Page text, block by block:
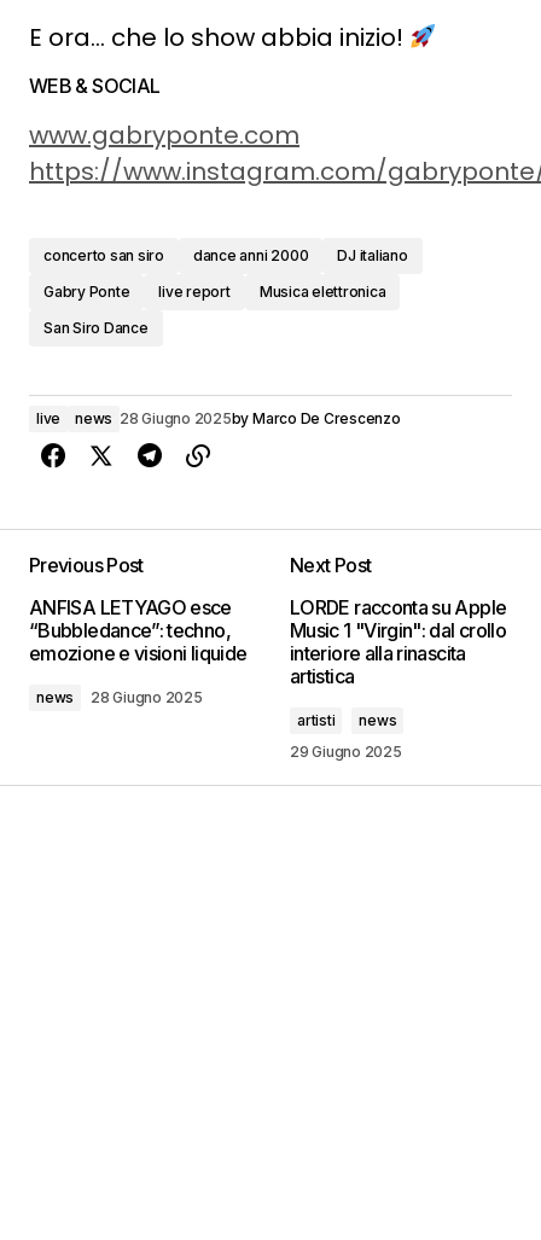
E ora… che lo show abbia inizio!
WEB & SOCIAL
www.gabryponte.com
https://www.instagram.com/
concerto san siro dance anni 2000
DJ italiano
Gabry Ponte
live report
Musica elettronica
San Siro Dance
live news 28 Giugno 2025by Marco De Crescenzo
Previous Post
ANFISA LETYAGO esce
“Bubbledance”: techno,
emozione e visioni liquide
news 28 Giugno 2025
Next Post
LORDE racconta su Apple
Music 1 "Virgin": dal crollo
interiore alla rinascita
artistica
artisti
news
29 Giugno 2025